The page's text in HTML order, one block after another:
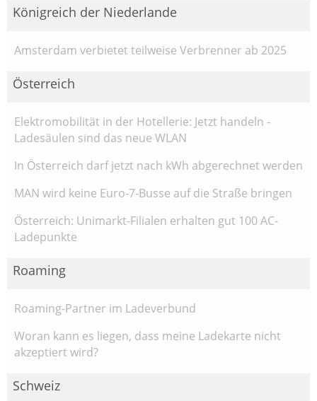
Königreich der Niederlande
Amsterdam verbietet teilweise Verbrenner ab 2025
Österreich
Elektromobilität in der Hotellerie: Jetzt handeln -
Ladesäulen sind das neue WLAN
In Österreich darf jetzt nach kWh abgerechnet werden
MAN wird keine Euro-7-Busse auf die Straße bringen
Österreich: Unimarkt-Filialen erhalten gut 100 AC-
Ladepunkte
Roaming
Roaming-Partner im Ladeverbund
Woran kann es liegen, dass meine Ladekarte nicht
akzeptiert wird?
Schweiz